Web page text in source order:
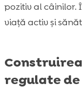
pozitiv al câinilor.
viață activ și
regulate